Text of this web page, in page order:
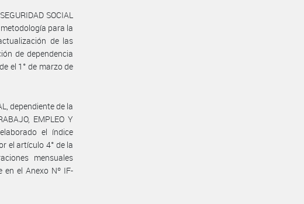
SOCIAL
para la
de las
de dependencia
el 1° de marzo de
dependiente de la
EMPLEO Y
el índice
el artículo 4° de la
mensuales
en el Anexo Nº IF-